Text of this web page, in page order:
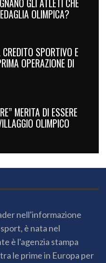
GLI ATLETI CHE
OLIMPICA?
SPORTIVO E
OPERAZIONE DI
MERITA DI ESSERE
OLIMPICO
nell'informazione
è nata nel
è l'agenzia stampa
le prime in Europa per